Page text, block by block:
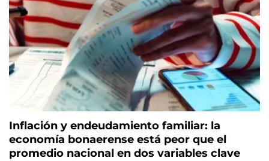
Inflación y endeudamiento familiar: la
economía bonaerense está peor que el
promedio nacional en dos variables clave